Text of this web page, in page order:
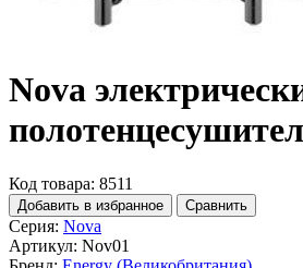
Nova
Код товара: 8511
Добавить в избранное Сравнить
Серия: Nova
Артикул: Nov01